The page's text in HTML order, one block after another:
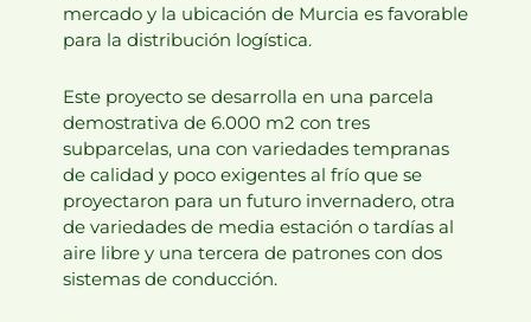
mercado y la ubicación de Murcia es favorable
para la distribución logística.
Este proyecto se desarrolla en una parcela
demostrativa de 6.000 m2 con tres
subparcelas, una con variedades tempranas
de calidad y poco exigentes al frío que se
proyectaron para un futuro invernadero, otra
de variedades de media estación o tardías al
aire libre y una tercera de patrones con dos
sistemas de conducción.